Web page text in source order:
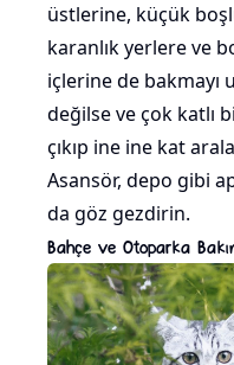
üstlerine, küçük
karanlık yerlere ve
içlerine de bakmayı
değilse ve çok katlı
çıkıp ine ine kat
Asansör, depo gibi
da göz gezdirin.
Bahçe ve Otoparka